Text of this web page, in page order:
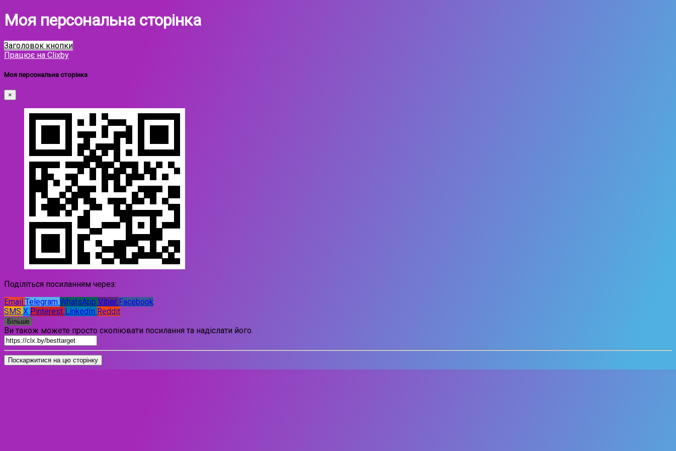
Моя персональна сторінка
Заголовок кнопки
Працює на Clixby
Моя персональна сторінка
×
Поділіться посиланням через:
Email Telegram WhatsApp Viber Facebook
SMS X Pinterest LinkedIn Reddit
Більше
Ви також можете просто скопіювати посилання та надіслати його.
Поскаржитися на цю сторінку